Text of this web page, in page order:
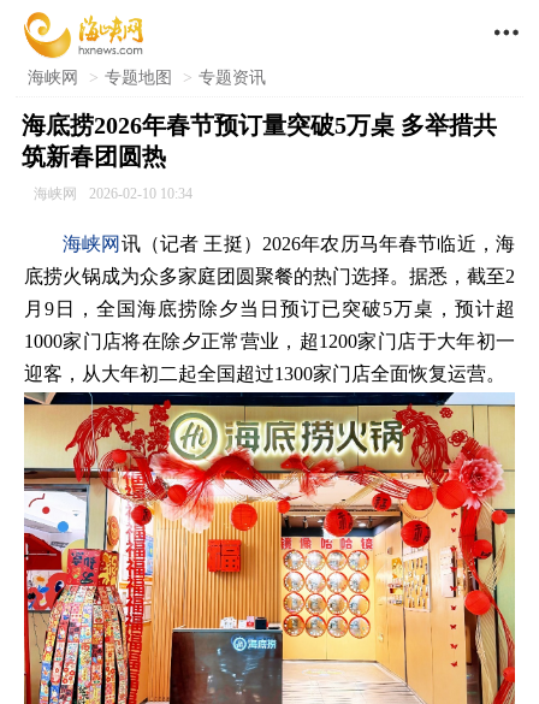

海峡网 > 专题地图 > 专题资讯
海底捞2026年春节预订量突破5万桌 多举措共
筑新春团圆热
海峡网 2026-02-10 10:34
海峡网 讯（记者 王挺）2026年农历马年春节临近，海
底捞火锅成为众多家庭团圆聚餐的热门选择。据悉，截至2
月9日，全国海底捞除夕当日预订已突破5万桌，预计超
1000家门店将在除夕正常营业，超1200家门店于大年初一
迎客，从大年初二起全国超过1300家门店全面恢复运营。